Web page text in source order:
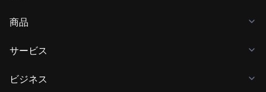
商品
サービス
ビジネス